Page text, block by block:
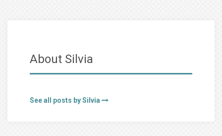
About Silvia
See all posts by Silvia